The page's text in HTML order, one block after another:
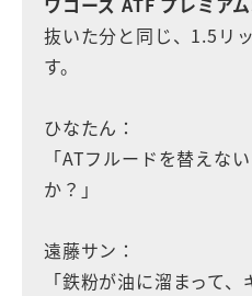
抜いた分と同じ、1.5リ
す。
ひなたん：
「ATフルードを替えな
か？」
遠藤サン：
「鉄粉が油に溜まって